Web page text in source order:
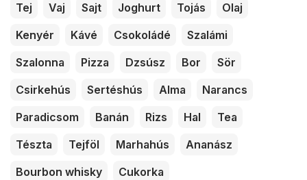
Tej Vaj Sajt Joghurt Tojás
Olaj
Kenyér
Kávé Csokoládé
Szalámi
Szalonna
Pizza Dzsúsz Bor
Sör
Csirkehús
Sertéshús Alma
Narancs
Paradicsom
Banán Rizs Hal
Tea
Tészta
Tejföl Marhahús
Ananász
Bourbon whisky
Cukorka